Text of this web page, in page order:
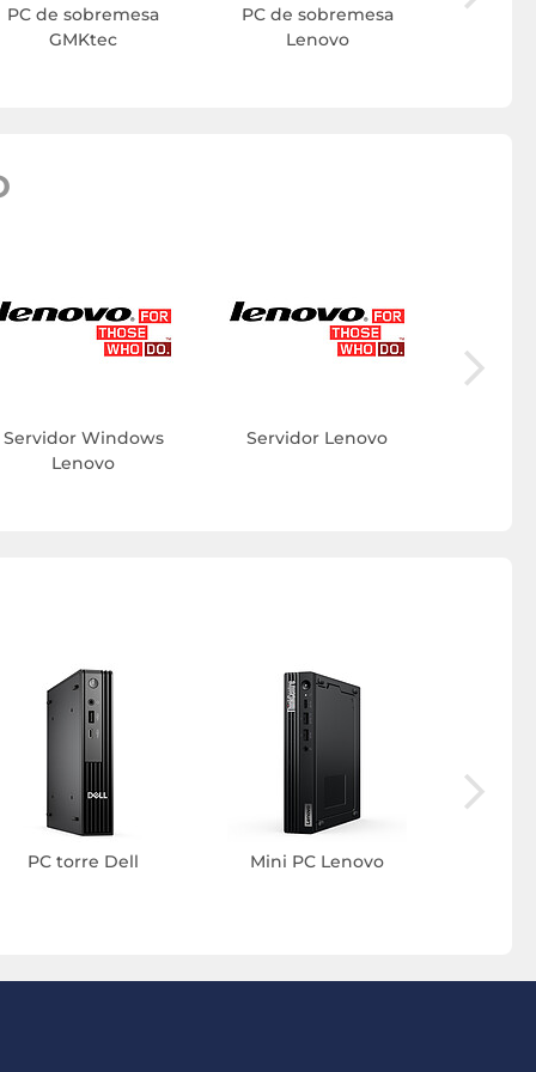
PC de sobremesa
GMKtec
PC de sobremesa
Lenovo
Servidor Windows
Lenovo
Servidor Lenovo
PC torre Dell Mini PC Lenovo